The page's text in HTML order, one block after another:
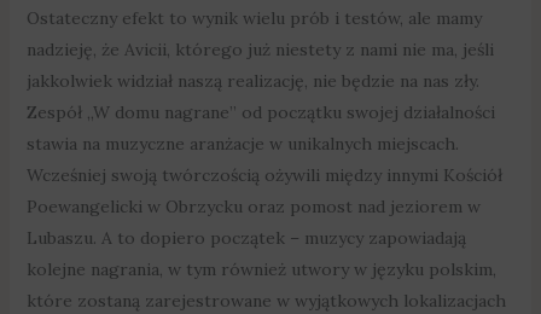
Ostateczny efekt to wynik wielu prób i testów, ale mamy
nadzieję, że Avicii, którego już niestety z nami nie ma, jeśli
jakkolwiek widział naszą realizację, nie będzie na nas zły.
Zespół „W domu nagrane” od początku swojej działalności
stawia na muzyczne aranżacje w unikalnych miejscach.
Wcześniej swoją twórczością ożywili między innymi Kościół
Poewangelicki w Obrzycku oraz pomost nad jeziorem w
Lubaszu. A to dopiero początek – muzycy zapowiadają
kolejne nagrania, w tym również utwory w języku polskim,
które zostaną zarejestrowane w wyjątkowych lokalizacjach